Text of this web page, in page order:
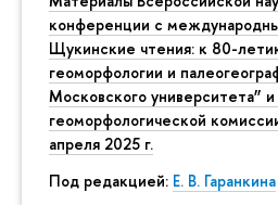
конференции с
Щукинские чтения: к 80-
геоморфологии и
Московского университета”
геоморфологической
апреля 2025 г.
Под редакцией: Е. В. Гаранкина